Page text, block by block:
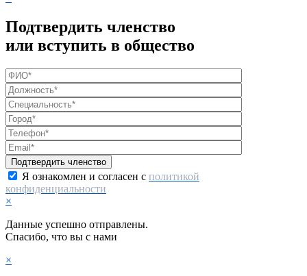
Подтвердить членство
или вступить в общество
Я ознакомлен и согласен с политикой
конфиденциальности
×
Данные успешно отправлены.
Спасибо, что вы с нами
×